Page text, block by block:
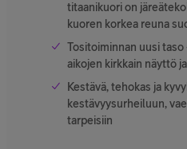
titaanikuori on
kuoren korkea reuna
Tositoiminnan uusi
aikojen kirkkain näyttö
Kestävä, tehokas ja
kestävyysurheiluun,
tarpeisiin